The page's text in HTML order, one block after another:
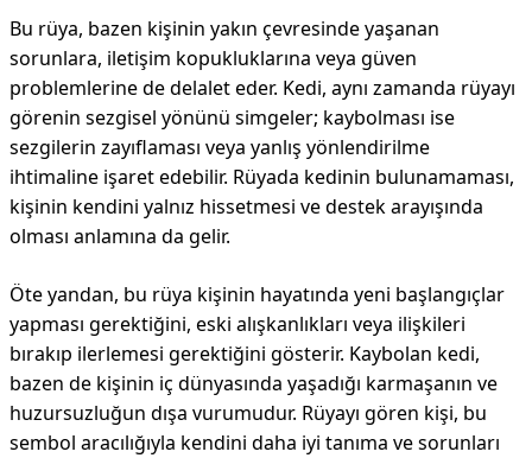
Bu rüya, bazen kişinin yakın çevresinde yaşanan
sorunlara, iletişim kopukluklarına veya güven
problemlerine de delalet eder. Kedi, aynı zamanda rüyayı
görenin sezgisel yönünü simgeler; kaybolması ise
sezgilerin zayıflaması veya yanlış yönlendirilme
ihtimaline işaret edebilir. Rüyada kedinin bulunamaması,
kişinin kendini yalnız hissetmesi ve destek arayışında
olması anlamına da gelir.
Öte yandan, bu rüya kişinin hayatında yeni başlangıçlar
yapması gerektiğini, eski alışkanlıkları veya ilişkileri
bırakıp ilerlemesi gerektiğini gösterir. Kaybolan kedi,
bazen de kişinin iç dünyasında yaşadığı karmaşanın ve
huzursuzluğun dışa vurumudur. Rüyayı gören kişi, bu
sembol aracılığıyla kendini daha iyi tanıma ve sorunları